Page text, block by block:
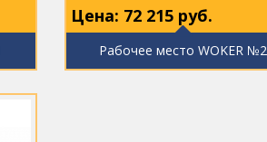
Цена: 72 215 руб.
Рабочее место WOKER №2